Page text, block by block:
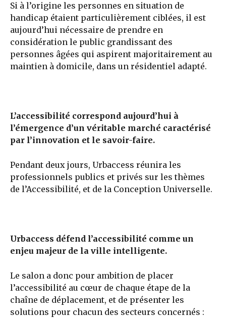
Si à l’origine les personnes en situation de
handicap étaient particulièrement ciblées, il est
aujourd’hui nécessaire de prendre en
considération le public grandissant des
personnes âgées qui aspirent majoritairement au
maintien à domicile, dans un résidentiel adapté.
L’accessibilité correspond aujourd’hui à
l’émergence d’un véritable marché caractérisé
par l’innovation et le savoir-faire.
Pendant deux jours, Urbaccess réunira les
professionnels publics et privés sur les thèmes
de l’Accessibilité, et de la Conception Universelle.
Urbaccess défend l’accessibilité comme un
enjeu majeur de la ville intelligente.
Le salon a donc pour ambition de placer
l’accessibilité au cœur de chaque étape de la
chaîne de déplacement, et de présenter les
solutions pour chacun des secteurs concernés :